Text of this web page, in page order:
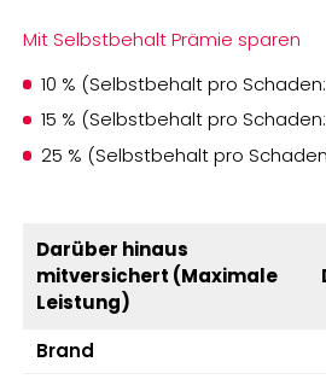
Mit Selbstbehalt Prämie sparen
10 % (Selbstbehalt pro Schaden:
15 % (Selbstbehalt pro Schaden:
25 % (Selbstbehalt pro
Darüber hinaus
mitversichert (Maximale
Leistung)
Brand